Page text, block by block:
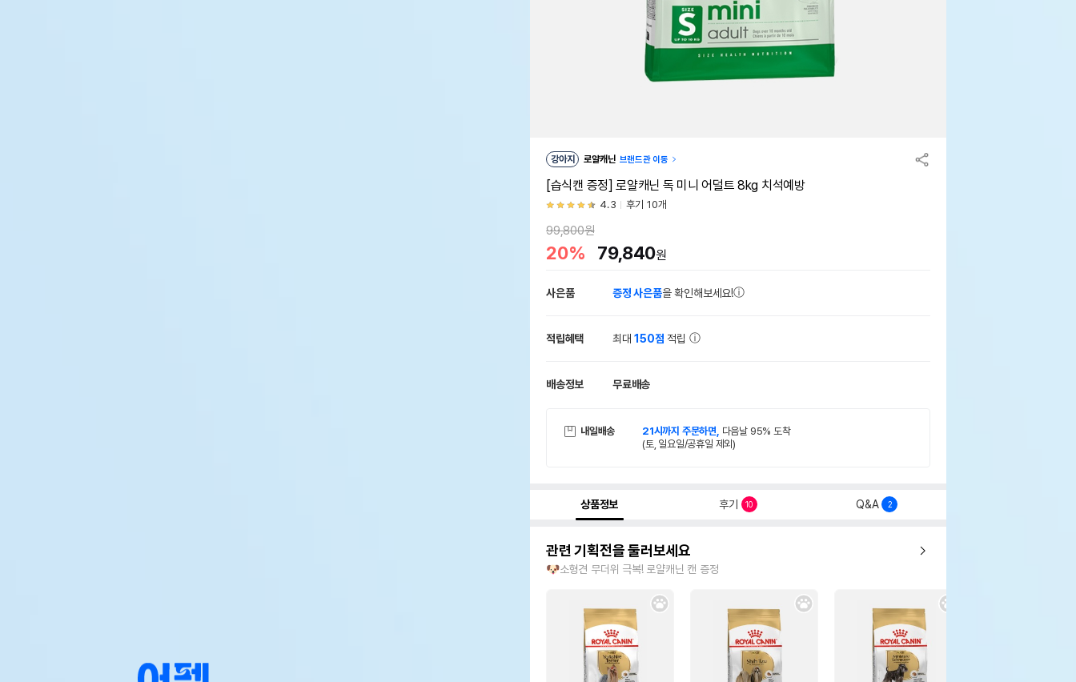
강아지 로얄캐닌 브랜드관 이동
[습식캔 증정] 로얄캐닌 독 미니 어덜트 8kg 치석예방
4.3 후기 10개
99,800원
20% 79,840원
사은품 증정 사은품을 확인해보세요!
적립혜택 최대150점 적립
배송정보 무료배송
내일배송 21시까지 주문하면, 다음날 95% 도착
(토, 일요일/공휴일 제외)
상품정보 후기 10 Q&A 2
관련 기획전을 둘러보세요
🐶소형견 무더위 극복! 로얄캐닌 캔 증정